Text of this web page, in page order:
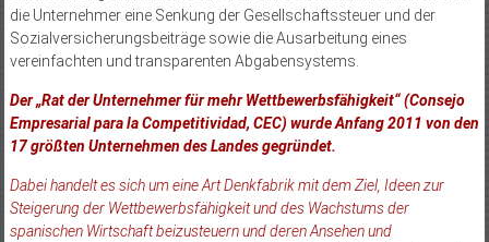
die Unternehmer eine Senkung der Gesellschaftssteuer und der
Sozialversicherungsbeiträge sowie die Ausarbeitung eines
vereinfachten und transparenten Abgabensystems.
Der „Rat der Unternehmer für mehr Wettbewerbsfähigkeit“ (Consejo
Empresarial para la Competitividad, CEC) wurde Anfang 2011 von den
17 größten Unternehmen des Landes gegründet.
Dabei handelt es sich um eine Art Denkfabrik mit dem Ziel, Ideen zur
Steigerung der Wettbewerbsfähigkeit und des Wachstums der
spanischen Wirtschaft beizusteuern und deren Ansehen und